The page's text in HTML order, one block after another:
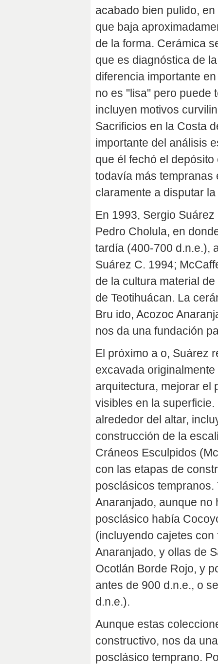
acabado bien pulido,
que baja
de la forma. Cerámica
que es diagnóstica de
diferencia importante
no es "lisa" pero puede
incluyen motivos
Sacrificios en la Costa
importante del análisis
que él fechó el
todavía más tempranas
claramente a disputar
En 1993, Sergio
Pedro Cholula, en
tardía (400-700 d.n.e.),
Suárez C. 1994;
de la cultura material
de Teotihuácan. La
Bru ido, Acozoc
nos da una fundación
El próximo a o, Suárez
excavada
arquitectura, mejorar el
visibles en la
alrededor del altar,
construcción de la
Cráneos Esculpidos
con las etapas de
posclásicos tempranos.
Anaranjado, aunque no
posclásico había
(incluyendo cajetes
Anaranjado, y ollas de
Ocotlán Borde Rojo, y
antes de 900 d.n.e., o
d.n.e.).
Aunque estas
constructivo, nos da
posclásico temprano.